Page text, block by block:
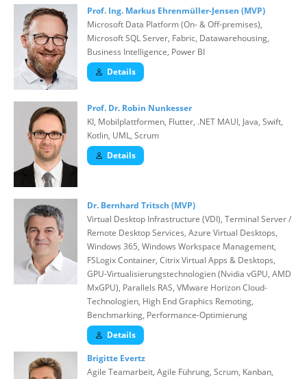
Prof. Ing. Markus Ehrenmüller-Jensen (MVP)
Microsoft Data Platform (On- & Off-premises),
Microsoft SQL Server, Fabric, Datawarehousing,
Business Intelligence, Power BI
Details
Prof. Dr. Robin Nunkesser
KI, Mobilplattformen, Flutter, .NET MAUI, Java, Swift,
Kotlin, UML, Scrum
Details
Dr. Bernhard Tritsch (MVP)
Virtual Desktop Infrastructure (VDI), Terminal Server /
Remote Desktop Services, Azure Virtual Desktops,
Windows 365, Windows Workspace Management,
FSLogix Container, Citrix Virtual Apps & Desktops,
GPU-Virtualisierungstechnologien (Nvidia vGPU, AMD
MxGPU), Parallels RAS, VMware Horizon Cloud-
Technologien, High End Graphics Remoting,
Benchmarking, Performance-Optimierung
Details
Brigitte Evertz
Agile Teamarbeit, Agile Führung, Scrum, Kanban,